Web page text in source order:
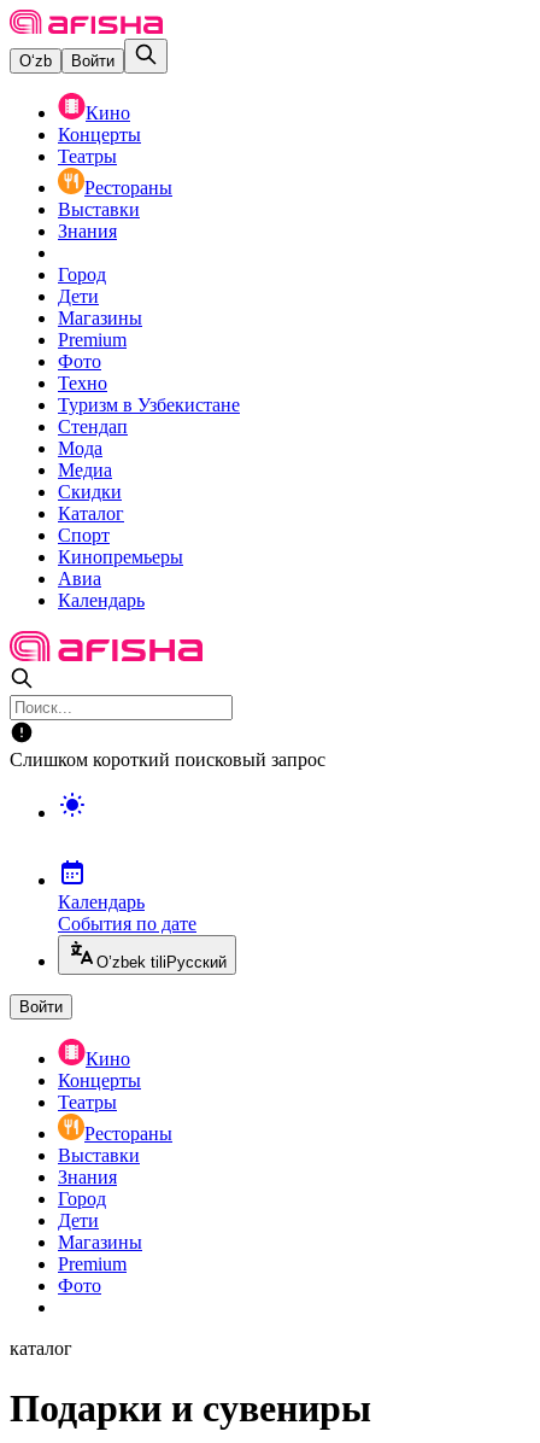
O‘zb Войти
Кино
Концерты
Театры
Рестораны
Выставки
Знания
Город
Дети
Магазины
Premium
Фото
Техно
Туризм в Узбекистане
Стендап
Мода
Медиа
Скидки
Каталог
Спорт
Кинопремьеры
Авиа
Календарь
Слишком короткий поисковый запрос
Календарь
События по дате
O’zbek tili Русский
Войти
Кино
Концерты
Театры
Рестораны
Выставки
Знания
Город
Дети
Магазины
Premium
Фото
каталог
Подарки и сувениры